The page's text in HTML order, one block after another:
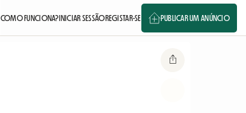
COMO FUNCIONA?INICIAR SESSÃOREGISTAR-SE PUBLICAR UM ANÚNCIO